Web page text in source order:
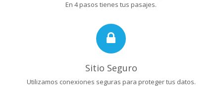
En 4 pasos tienes tus pasajes.
Sitio Seguro
Utilizamos conexiones seguras para proteger tus datos.